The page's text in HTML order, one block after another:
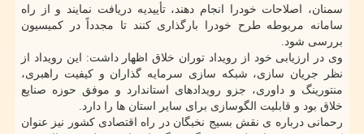
سمنان، اصلاحات خودرا انجام دهند، تأییدیه دریافت نمایند و از راه
سامانه مربوطه طرح خودرا بارگذاری کنند تا مجدداً در کمیسیون
بررسی شود.
وی در ارزیابی خود از رویداد توران خلاق اظهار داشت: این رویداد از
نظر جریان سازی، شبکه سازی سرمایه گذاران و کیفیت راهبری،
منتورینگ و داوری، جزو رویدادهای استاندارد و موفق حوزه صنایع
خلاق بود و قابلیت الگوسازی برای سایر استان ها را دارد.
رحمانی درباره ی نقش بسیج نخبگان در راه اقتصادی کشور نیز عنوان